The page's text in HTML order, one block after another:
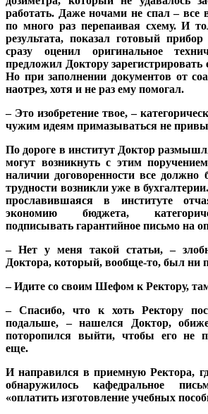
работать. Даже ночами не спал – все
по много раз перепаивая схему. И
результата, показал готовый
сразу оценил оригинальное
предложил Доктору зарегистрировать
Но при заполнении документов от
наотрез, хотя и не раз ему помогал.
– Это изобретение твое, –
чужим идеям примазываться не
По дороге в институт Доктор
могут возникнуть с этим
наличии договоренности все
трудности возникли уже в
прославившаяся в институте
экономию бюджета,
подписывать гарантийное письмо на
– Нет у меня такой статьи, –
Доктора, который, вообще-то, был ни
– Идите со своим Шефом к Ректору,
– Спасибо, что к хоть Ректору
подальше, – нашелся Доктор,
поторопился выйти, чтобы его не
еще.
И направился в приемную Ректора,
обнаружилось кафедральное
«оплатить изготовление учебных